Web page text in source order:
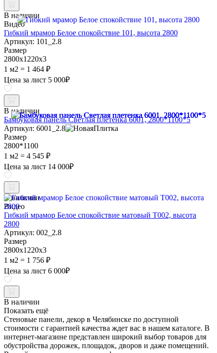
В наличии
Видео
Гибкий мрамор Белое спокойствие 101, высота 2800
Артикул: 101_2.8
Размер
2800х1220х3
1 м2 = 1 464 ₽
Цена за лист 5 000₽
В наличии
Бамбуковая панель Светлая плетенка 6001, 2800*1100*5
Артикул: 6001_2.8
Размер
2800*1100
1 м2 = 4 545 ₽
Цена за лист 14 000₽
В наличии
Видео
Гибкий мрамор Белое спокойствие матовый Т002, высота
2800
Артикул: 002_2.8
Размер
2800х1220х3
1 м2 = 1 756 ₽
Цена за лист 6 000₽
В наличии
Показать ещё
Стеновые панели, декор в Челябинске по доступной
стоимости с гарантией качества ждет вас в нашем каталоге. В
интернет-магазине представлен широкий выбор товаров для
обустройства дорожек, площадок, дворов и даже помещений.